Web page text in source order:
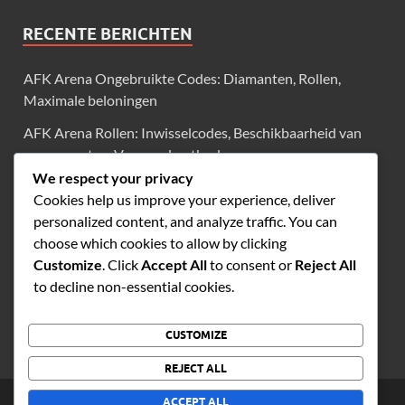
RECENTE BERICHTEN
AFK Arena Ongebruikte Codes: Diamanten, Rollen,
Maximale beloningen
AFK Arena Rollen: Inwisselcodes, Beschikbaarheid van
evenementen, Verzamelmethode
AFK Arena Gemeenschapscodes: Diamanten, Rollen,
Spelerbijdragen
AFK Arena Evenementenkalender: Oproepen,
Hulpbronnen, Aankomende evenementen
AFK Arena Code-updates: Diamanten, Rollen, Laatste
symmetrygame.com
We respect your privacy
Cookies help us improve your experience, deliver
personalized content, and analyze traffic. You can
choose which cookies to allow by clicking
Customize . Click Accept Allto consent or Reject All
to decline non-essential cookies.
CUSTOMIZE
REJECT ALL
ACCEPT ALL